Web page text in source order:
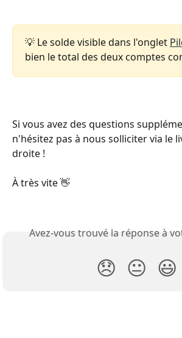
💡 Le solde visible dans l'onglet
bien le total des deux comptes
Si vous avez des questions
n'hésitez pas à nous solliciter via le
droite !
À très vite 👋
Avez-vous trouvé la réponse à
😞 😐 😃